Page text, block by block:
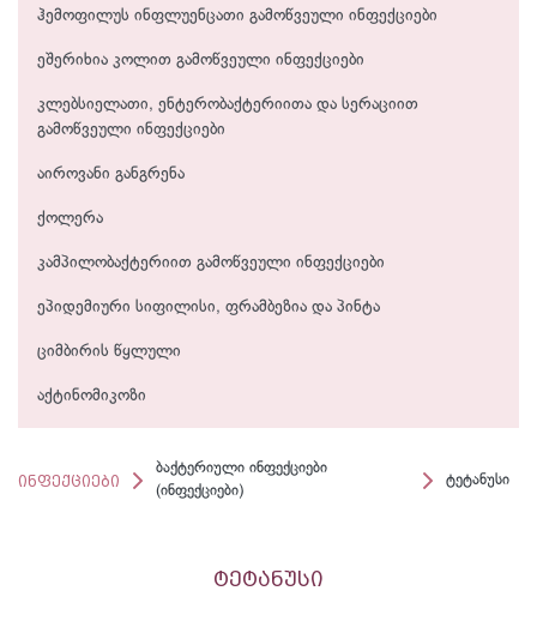
ჰემოფილუს ინფლუენცათი გამოწვეული ინფექციები
ეშერიხია კოლით გამოწვეული ინფექციები
კლებსიელათი, ენტერობაქტერიითა და სერაციით
გამოწვეული ინფექციები
აიროვანი განგრენა
ქოლერა
კამპილობაქტერიით გამოწვეული ინფექციები
ეპიდემიური სიფილისი, ფრამბეზია და პინტა
ციმბირის წყლული
აქტინომიკოზი
ინფექციები
ბაქტერიული ინფექციები
(ინფექციები)
ტეტანუსი
ტეტანუსი